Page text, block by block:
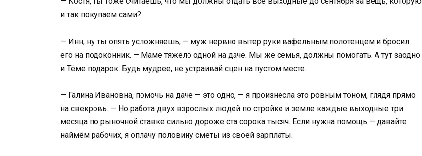
и так покупаем сами?
— Инн, ну ты опять усложняешь, — муж нервно вытер руки вафельным полотенцем и бросил
его на подоконник. — Маме тяжело одной на даче. Мы же семья, должны помогать. А тут заодно
и Тёме подарок. Будь мудрее, не устраивай сцен на пустом месте.
— Галина Ивановна, помочь на даче — это одно, — я произнесла это ровным тоном, глядя прямо
на свекровь. — Но работа двух взрослых людей по стройке и земле каждые выходные три
месяца по рыночной ставке сильно дороже ста сорока тысяч. Если нужна помощь — давайте
наймём рабочих, я оплачу половину сметы из своей зарплаты.